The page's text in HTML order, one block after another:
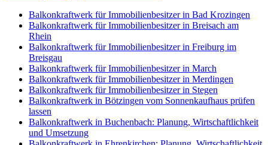
Balkonkraftwerk für Immobilienbesitzer in Bad Krozingen
Balkonkraftwerk für Immobilienbesitzer in Breisach am
Rhein
Balkonkraftwerk für Immobilienbesitzer in Freiburg im
Breisgau
Balkonkraftwerk für Immobilienbesitzer in March
Balkonkraftwerk für Immobilienbesitzer in Merdingen
Balkonkraftwerk für Immobilienbesitzer in Stegen
Balkonkraftwerk in Bötzingen vom Sonnenkaufhaus prüfen
lassen
Balkonkraftwerk in Buchenbach: Planung, Wirtschaftlichkeit
und Umsetzung